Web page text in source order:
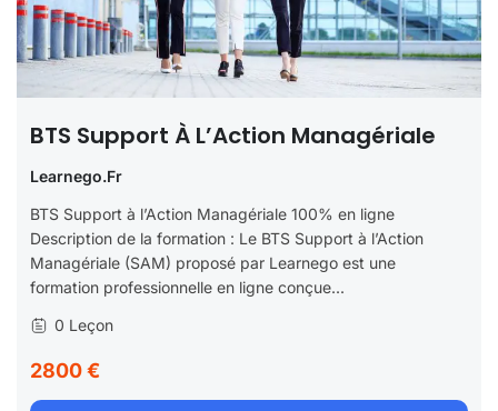
BTS Support À L’Action Managériale
Learnego.fr
BTS Support à l’Action Managériale 100% en ligne
Description de la formation : Le BTS Support à l’Action
Managériale (SAM) proposé par Learnego est une
formation professionnelle en ligne conçue...
0 Leçon
2800 €